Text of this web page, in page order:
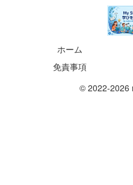
ホーム
免責事項
© 2022-2026